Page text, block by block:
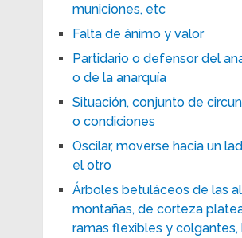
municiones, etc
Falta de ánimo y valor
Partidario o defensor del
o de la anarquía
Situación, conjunto de
o condiciones
Oscilar, moverse hacia un
el otro
Árboles betuláceos de las
montañas, de corteza
ramas flexibles y colgantes,